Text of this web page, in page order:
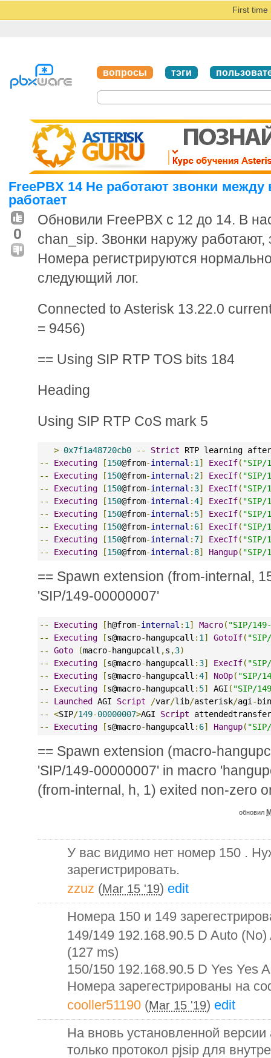
First time
вопросы тэги
FreePBX 14 Не работают звонки
работает
0
Обновили FreePBX c 12 до 14. В
chan_sip. Звонки наружу работают,
Номера регистрируются
следующий лог.
Connected to Asterisk 13.22.0
= 9456)
== Using SIP RTP TOS bits 184
Heading
Using SIP RTP CoS mark 5
> 0x7f1a48720cb0 -- Strict RTP learning
--
Executing [150@from-internal : 1 ] ExecIf( "SIP/
--
Executing [150@from-internal : 2] ExecIf( "SIP/
--
Executing [150@from-internal : 3] ExecIf( "SIP/
--
Executing [150@from-internal :4] ExecIf( "SIP/
--
Executing [150@from-internal : 5] ExecIf( "SIP/
--
Executing [150@from-internal : 6] ExecIf( "SIP/
--
Executing [150@from-internal : 7] ExecIf( "SIP/
--
Executing [150@from-internal : 8] Hangup( "SIP/
== Spawn extension (from-internal,
'SIP/149-00000007'
-- Executing [h@from-internal : 1 ] Macro( "SIP/
--
Executing [s@macro-hangupcall : 1 ] GotoIf(
--
Goto (macro-hangupcall ,s ,3)
--
Executing [s@macro-hangupcall : 3] ExecIf(
--
Executing [s@macro-hangupcall :4] NoOp( "SIP/
--
Executing [s@macro-hangupcall : 5] AGI ( "SIP/
--
Launched AGI Script /var/lib/asterisk/agi -bin
--
<SIP/149-00000007>AGI Script attendedtransfer
--
Executing [s@macro-hangupcall : 6] Hangup(
== Spawn extension (macro-
'SIP/149-00000007' in macro
(from-internal, h, 1) exited non-zero
обновил
У вас видимо нет номер 150 .
зарегистрировать.
zzuz (Mar 15 '19) edit
Номера 150 и 149
149/149 192.168.90.5 D Auto
(127 ms)
150/150 192.168.90.5 D Yes Yes
Номера зарегестрированы на
cooller51190 (Mar 15 '19) edit
На вновь установленной
только протокол pjsip для